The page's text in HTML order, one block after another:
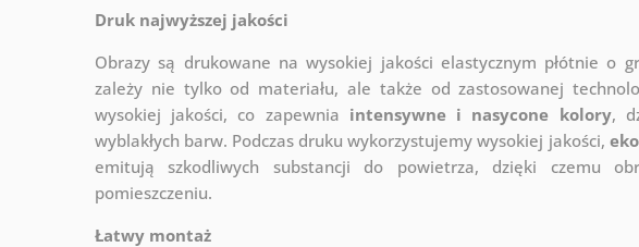
Druk najwyższej jakości
Obrazy są drukowane na wysokiej jakości elastycznym płótnie o
zależy nie tylko od materiału, ale także od zastosowanej
wysokiej jakości, co zapewnia intensywne i nasycone kolory,
wyblakłych barw. Podczas druku wykorzystujemy wysokiej jakości,
emitują szkodliwych substancji do powietrza, dzięki czemu
pomieszczeniu.
Łatwy montaż